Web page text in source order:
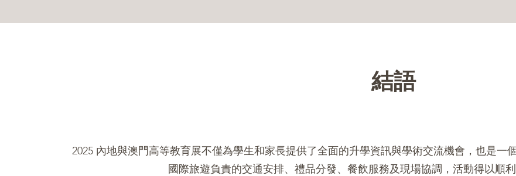
結語
2025 內地與澳門高等教育展不僅為學生和家長提供了全面的升學資訊與學術交流機會，也是一
國際旅遊負責的交通安排、禮品分發、餐飲服務及現場協調，活動得以順利